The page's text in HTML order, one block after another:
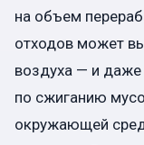
на объем
отходов может
воздуха — и
по сжиганию
окружающей